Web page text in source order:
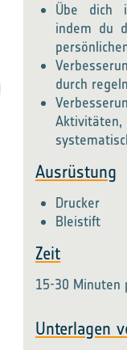
Übe dich
indem du
durch
Ausrüstung
Drucker
Bleistift
Zeit
15-30 Minuten
Unterlagen